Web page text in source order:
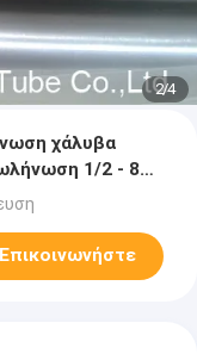
2/4
χάλυβα
1/2 - 8
Επικοινωνήστε